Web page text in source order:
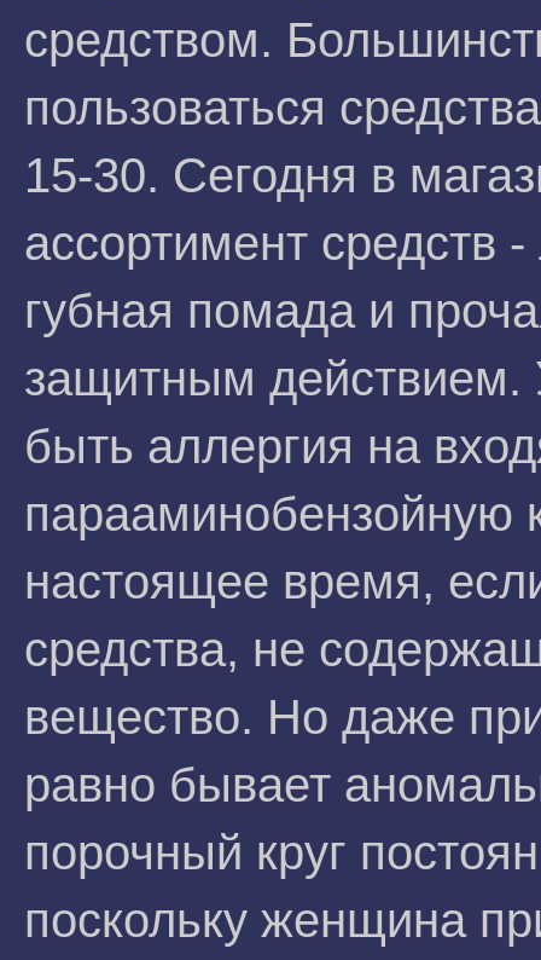
средством.
пользоваться
15-30. Сегодня в
ассортимент средств
губная помада и
защитным
быть аллергия на
парааминобензойную
настоящее время,
средства, не
вещество. Но даже
равно бывает
порочный круг
поскольку женщина